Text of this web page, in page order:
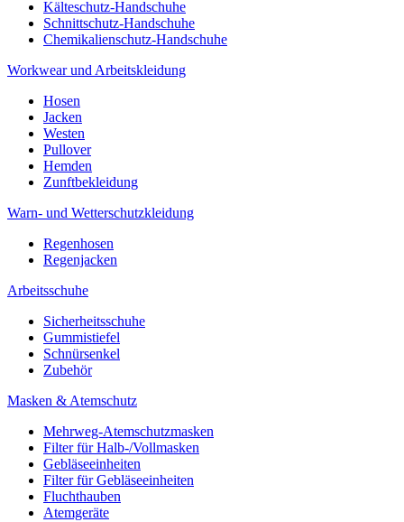
Kälteschutz-Handschuhe
Schnittschutz-Handschuhe
Chemikalienschutz-Handschuhe
Workwear und Arbeitskleidung
Hosen
Jacken
Westen
Pullover
Hemden
Zunftbekleidung
Warn- und Wetterschutzkleidung
Regenhosen
Regenjacken
Arbeitsschuhe
Sicherheitsschuhe
Gummistiefel
Schnürsenkel
Zubehör
Masken & Atemschutz
Mehrweg-Atemschutzmasken
Filter für Halb-/Vollmasken
Gebläseeinheiten
Filter für Gebläseeinheiten
Fluchthauben
Atemgeräte